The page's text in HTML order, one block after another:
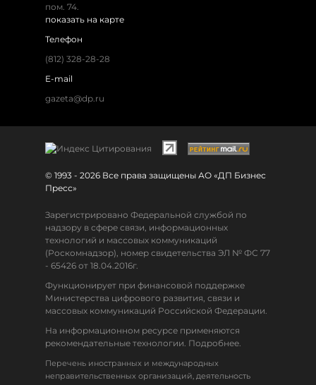
пом. 74.
показать на карте
Телефон
(812) 328-28-28
E-mail
gazeta@dp.ru
© 1993 - 2026 Все права защищены АО «ДП Бизнес
Пресс»
Зарегистрировано Федеральной службой по
надзору в сфере связи, информационных
технологий и массовых коммуникаций
(Роскомнадзор), номер свидетельства ЭЛ № ФС 77
- 65426 от 18.04.2016г.
Функционирует при финансовой поддержке
Министерства цифрового развития, связи и
массовых коммуникаций Российской Федерации.
На информационном ресурсе применяются
рекомендательные технологии. Подробнее.
Перечень иностранных и международных
неправительственных организаций, деятельность